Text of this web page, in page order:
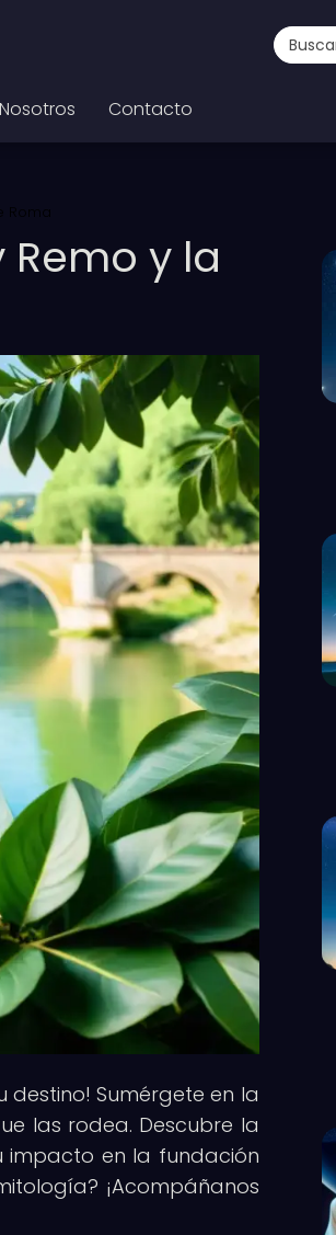
Contacto
Roma
Remo y la
destino! Sumérgete en la
las rodea. Descubre la
impacto en la fundación
¡Acompáñanos